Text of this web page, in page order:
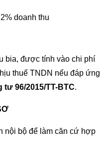
doanh thu
bia, được tính vào chi phí
thuế TNDN nếu đáp ứng
tư 96/2015/TT-BTC.
nội bộ để làm căn cứ hợp